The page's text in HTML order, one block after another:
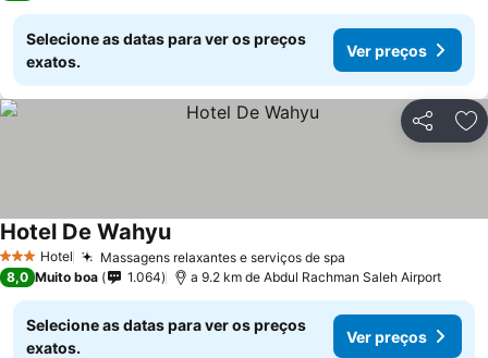
Selecione as datas para ver os preços
exatos.
Ver preços
Partilhar
3 EstrelasHotel Massagens relaxantes e serviços de spa
Hotel De Wahyu
8,0 Muito boa 1.064 a 9.2 km de Abdul Rachman Saleh Airport
Selecione as datas para ver os preços
exatos.
Ver preços